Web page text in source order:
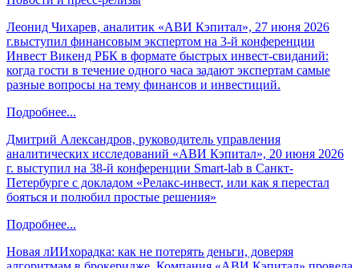
Леонид Чихарев, аналитик «АВИ Кэпитал», 27 июня 2026
г.выступил финансовым экспертом на 3-й конференции
Инвест Викенд РБК в формате быстрых инвест-свиданий:
когда гости в течение одного часа задают экспертам самые
разные вопросы на тему финансов и инвестиций.
Подробнее...
Дмитрий Александров, руководитель управления
аналитических исследований «АВИ Кэпитал», 20 июня 2026
г. выступил на 38-й конференции Smart-lab в Санкт-
Петербурге с докладом «Релакс-инвест, или как я перестал
бояться и полюбил простые решения»
Подробнее...
Новая лИИхорадка: как не потерять деньги, доверяя